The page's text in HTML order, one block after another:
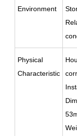
Environment
Physical
Characteristic